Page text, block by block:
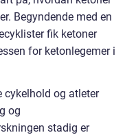
Begyndende med en
fik ketoner
for ketonlegemer i
cykelhold og atleter
og
stadig er